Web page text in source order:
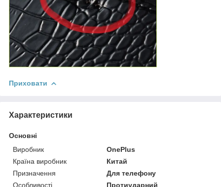
Приховати
Характеристики
Основні
Виробник
OnePlus
Країна виробник
Китай
Призначення
Для телефону
Особливості
Протиударний